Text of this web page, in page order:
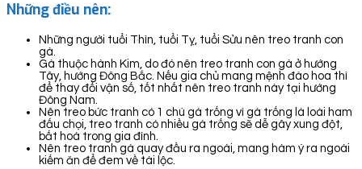
Những điều nên:
Những người tuổi Thìn, tuổi Tỵ, tuổi Sửu nên treo tranh con
gà.
Gà thuộc hành Kim, do đó nên treo tranh con gà ở hướng
Tây, hướng Đông Bắc. Nếu gia chủ mang mệnh đào hoa thì
để thay đổi vận số, tốt nhất nên treo tranh này tại hướng
Đông Nam.
Nên treo bức tranh có 1 chú gà trống vì gà trống là loài ham
đấu chọi, treo tranh có nhiều gà trống sẽ dễ gây xung đột,
bất hoà trong gia đình.
Nên treo tranh gà quay đầu ra ngoài, mang hàm ý ra ngoài
kiếm ăn để đem về tài lộc.